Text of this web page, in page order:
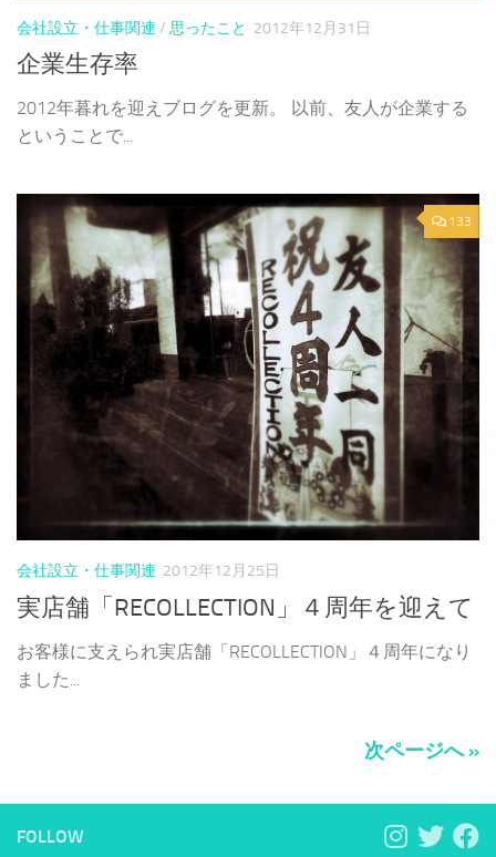
会社設立・仕事関連 / 思ったこと 2012年12月31日
企業生存率
2012年暮れを迎えブログを更新。 以前、友人が企業する
ということで...
133
会社設立・仕事関連 2012年12月25日
実店舗「RECOLLECTION」４周年を迎えて
お客様に支えられ実店舗「RECOLLECTION」４周年になり
ました...
次ページへ »
FOLLOW